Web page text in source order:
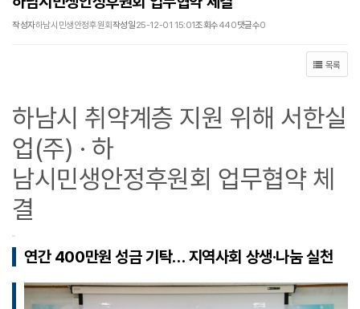
작성자하남시민생안정후원회작성일25-12-01 15:01조회수440댓글수0
목록
하남시 취약계층 지원 위해 서한실
업(주) · 하
남시민생안정후원회 업무협약 체
결
연간 400만원 성금 기탁… 지역사회 상생·나눔 실천